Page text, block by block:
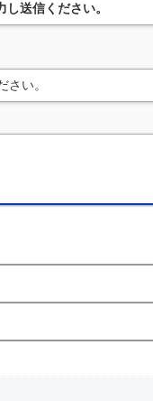
送信ください。
さい。